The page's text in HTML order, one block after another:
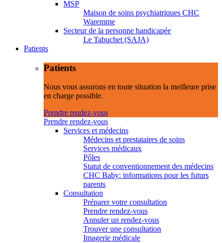
MSP
Maison de soins psychiatriques CHC
Waremme
Secteur de la personne handicapée
Le Tabuchet (SAJA)
Patients
Patients
Nous vous assurons en toute situation la meilleure prise
en charge possible.
Prendre rendez-vous
Prendre rendez-vous
Services et médecins
Médecins et prestataires de soins
Services médicaux
Pôles
Statut de conventionnement des médecins
CHC Baby: informations pour les futurs
parents
Consultation
Préparer votre consultation
Prendre rendez-vous
Annuler un rendez-vous
Trouver une consultation
Imagerie médicale